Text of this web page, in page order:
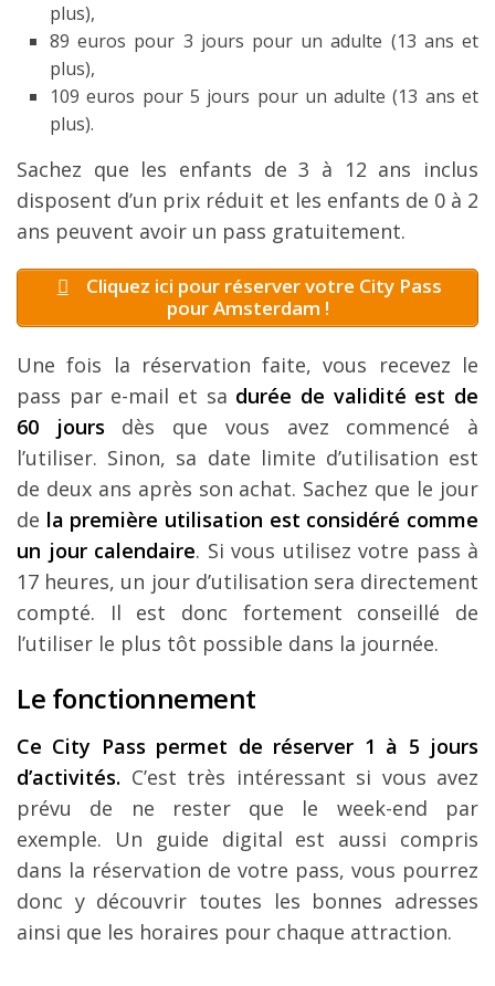
plus),
89 euros pour 3 jours pour un adulte (13 ans et
plus),
109 euros pour 5 jours pour un adulte (13 ans et
plus).
Sachez que les enfants de 3 à 12 ans inclus
disposent d’un prix réduit et les enfants de 0 à 2
ans peuvent avoir un pass gratuitement.
Cliquez ici pour réserver votre City Pass
pour Amsterdam !
Une fois la réservation faite, vous recevez le
pass par e-mail et sa durée de validité est de
60 jours dès que vous avez commencé à
l’utiliser. Sinon, sa date limite d’utilisation est
de deux ans après son achat. Sachez que le jour
de la première utilisation est considéré comme
un jour calendaire. Si vous utilisez votre pass à
17 heures, un jour d’utilisation sera directement
compté. Il est donc fortement conseillé de
l’utiliser le plus tôt possible dans la journée.
Le fonctionnement
Ce City Pass permet de réserver 1 à 5 jours
d’activités. C’est très intéressant si vous avez
prévu de ne rester que le week-end par
exemple. Un guide digital est aussi compris
dans la réservation de votre pass, vous pourrez
donc y découvrir toutes les bonnes adresses
ainsi que les horaires pour chaque attraction.